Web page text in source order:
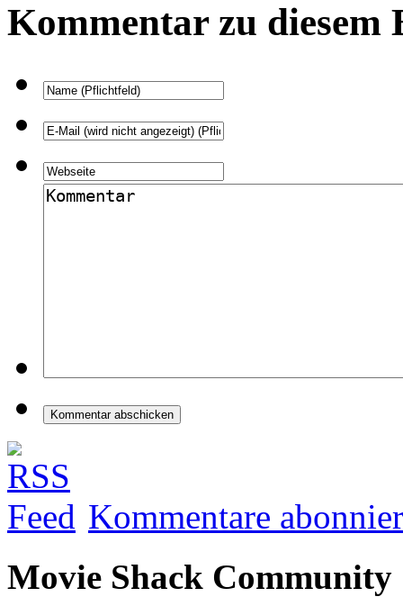
Kommentar zu diesem
Kommentare
Movie Shack Community